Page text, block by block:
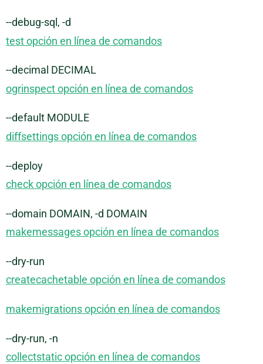
--debug-sql, -d
test opción en línea de comandos
--decimal DECIMAL
ogrinspect opción en línea de comandos
--default MODULE
diffsettings opción en línea de comandos
--deploy
check opción en línea de comandos
--domain DOMAIN, -d DOMAIN
makemessages opción en línea de comandos
--dry-run
createcachetable opción en línea de comandos
makemigrations opción en línea de comandos
--dry-run, -n
collectstatic opción en línea de comandos